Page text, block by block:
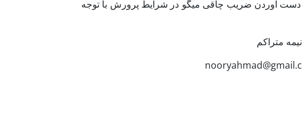
دست آوردن ضریب چاقی میگو در شرایط پرورش با توجه
متراکم